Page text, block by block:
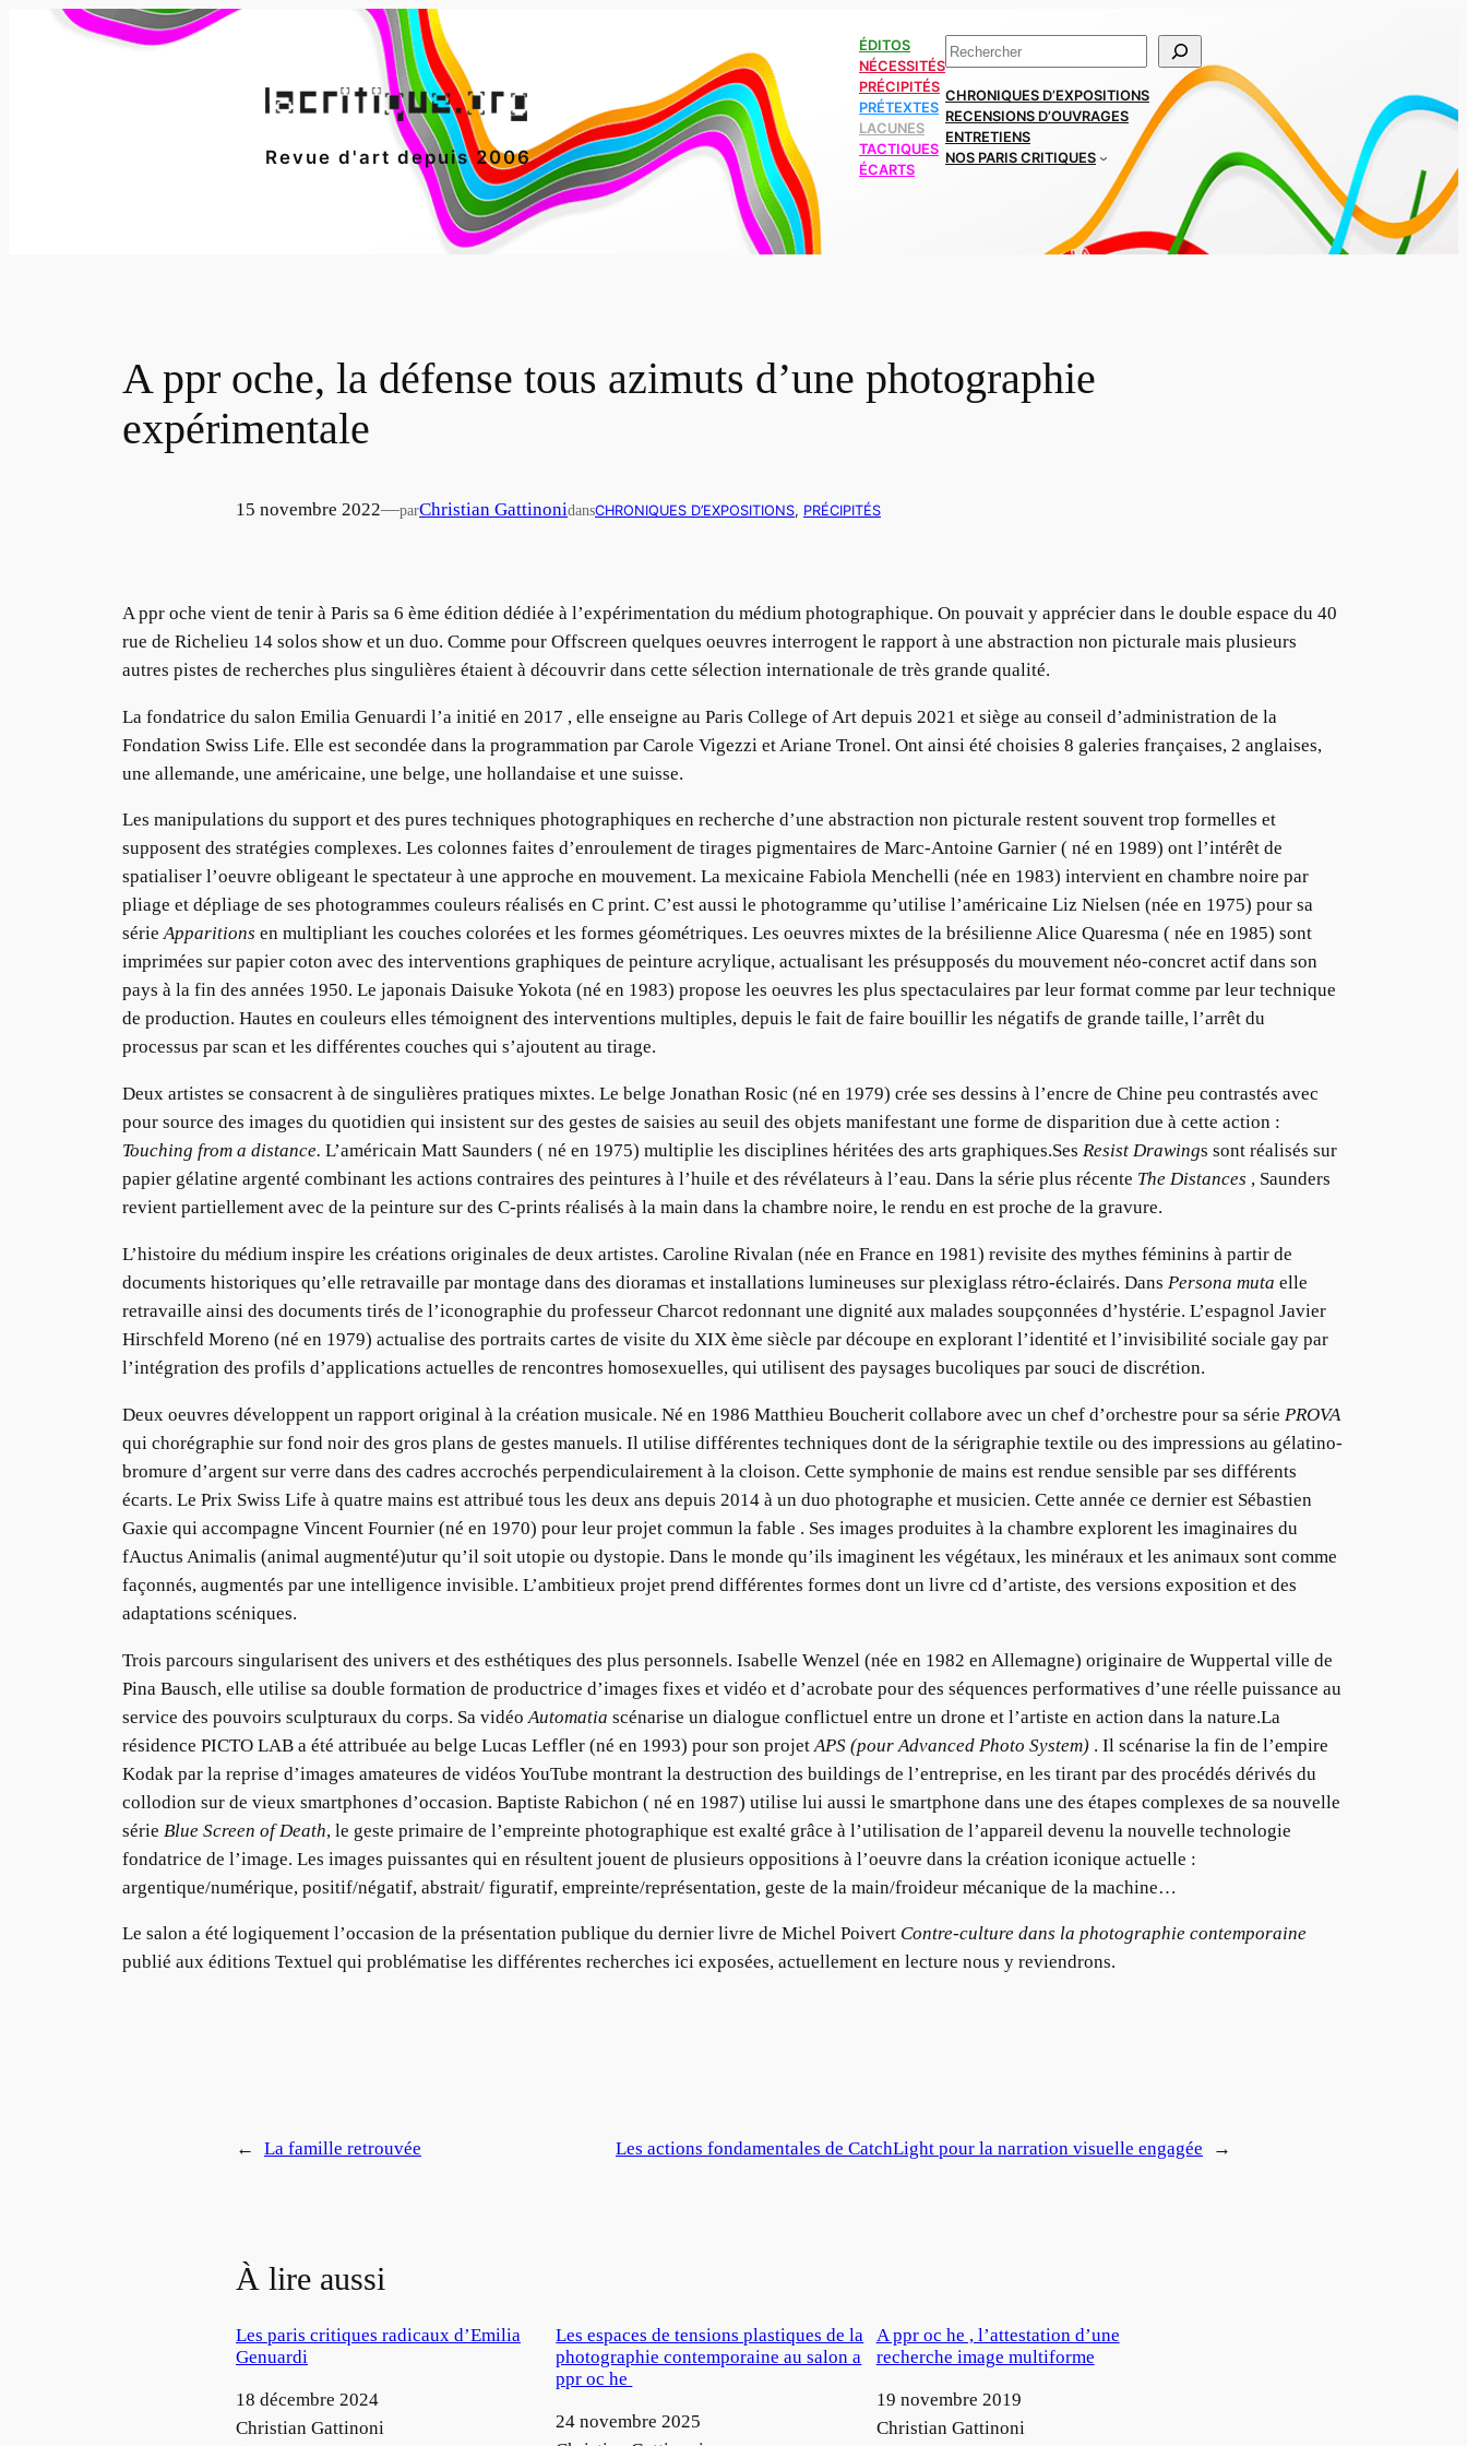
Revue d'art depuis 2006
ÉDITOS
NÉCESSITÉS
PRÉCIPITÉS
PRÉTEXTES
LACUNES
TACTIQUES
ÉCARTS
Rechercher
CHRONIQUES D’EXPOSITIONS
RECENSIONS D’OUVRAGES
ENTRETIENS
NOS PARIS CRITIQUES
A ppr oche, la défense tous azimuts d’une photographie
expérimentale
15 novembre 2022—parChristian GattinonidansCHRONIQUES D’EXPOSITIONS, PRÉCIPITÉS
A ppr oche vient de tenir à Paris sa 6 ème édition dédiée à l’expérimentation du médium photographique. On pouvait y apprécier dans le double espace du 40
rue de Richelieu 14 solos show et un duo. Comme pour Offscreen quelques oeuvres interrogent le rapport à une abstraction non picturale mais plusieurs
autres pistes de recherches plus singulières étaient à découvrir dans cette sélection internationale de très grande qualité.
La fondatrice du salon Emilia Genuardi l’a initié en 2017 , elle enseigne au Paris College of Art depuis 2021 et siège au conseil d’administration de la
Fondation Swiss Life. Elle est secondée dans la programmation par Carole Vigezzi et Ariane Tronel. Ont ainsi été choisies 8 galeries françaises, 2 anglaises,
une allemande, une américaine, une belge, une hollandaise et une suisse.
Les manipulations du support et des pures techniques photographiques en recherche d’une abstraction non picturale restent souvent trop formelles et
supposent des stratégies complexes. Les colonnes faites d’enroulement de tirages pigmentaires de Marc-Antoine Garnier ( né en 1989) ont l’intérêt de
spatialiser l’oeuvre obligeant le spectateur à une approche en mouvement. La mexicaine Fabiola Menchelli (née en 1983) intervient en chambre noire par
pliage et dépliage de ses photogrammes couleurs réalisés en C print. C’est aussi le photogramme qu’utilise l’américaine Liz Nielsen (née en 1975) pour sa
sérieApparitions en multipliant les couches colorées et les formes géométriques. Les oeuvres mixtes de la brésilienne Alice Quaresma ( née en 1985) sont
imprimées sur papier coton avec des interventions graphiques de peinture acrylique, actualisant les présupposés du mouvement néo-concret actif dans son
pays à la fin des années 1950. Le japonais Daisuke Yokota (né en 1983) propose les oeuvres les plus spectaculaires par leur format comme par leur technique
de production. Hautes en couleurs elles témoignent des interventions multiples, depuis le fait de faire bouillir les négatifs de grande taille, l’arrêt du
processus par scan et les différentes couches qui s’ajoutent au tirage.
Deux artistes se consacrent à de singulières pratiques mixtes. Le belge Jonathan Rosic (né en 1979) crée ses dessins à l’encre de Chine peu contrastés avec
pour source des images du quotidien qui insistent sur des gestes de saisies au seuil des objets manifestant une forme de disparition due à cette action :
Touching from a distance. L’américain Matt Saunders ( né en 1975) multiplie les disciplines héritées des arts graphiques.Ses Resist Drawings sont réalisés sur
papier gélatine argenté combinant les actions contraires des peintures à l’huile et des révélateurs à l’eau. Dans la série plus récente The Distances , Saunders
revient partiellement avec de la peinture sur des C-prints réalisés à la main dans la chambre noire, le rendu en est proche de la gravure.
L’histoire du médium inspire les créations originales de deux artistes. Caroline Rivalan (née en France en 1981) revisite des mythes féminins à partir de
documents historiques qu’elle retravaille par montage dans des dioramas et installations lumineuses sur plexiglass rétro-éclairés. Dans Persona muta elle
retravaille ainsi des documents tirés de l’iconographie du professeur Charcot redonnant une dignité aux malades soupçonnées d’hystérie. L’espagnol Javier
Hirschfeld Moreno (né en 1979) actualise des portraits cartes de visite du XIX ème siècle par découpe en explorant l’identité et l’invisibilité sociale gay par
l’intégration des profils d’applications actuelles de rencontres homosexuelles, qui utilisent des paysages bucoliques par souci de discrétion.
Deux oeuvres développent un rapport original à la création musicale. Né en 1986 Matthieu Boucherit collabore avec un chef d’orchestre pour sa série PROVA
qui chorégraphie sur fond noir des gros plans de gestes manuels. Il utilise différentes techniques dont de la sérigraphie textile ou des impressions au gélatino-
bromure d’argent sur verre dans des cadres accrochés perpendiculairement à la cloison. Cette symphonie de mains est rendue sensible par ses différents
écarts. Le Prix Swiss Life à quatre mains est attribué tous les deux ans depuis 2014 à un duo photographe et musicien. Cette année ce dernier est Sébastien
Gaxie qui accompagne Vincent Fournier (né en 1970) pour leur projet commun la fable . Ses images produites à la chambre explorent les imaginaires du
fAuctus Animalis (animal augmenté)utur qu’il soit utopie ou dystopie. Dans le monde qu’ils imaginent les végétaux, les minéraux et les animaux sont comme
façonnés, augmentés par une intelligence invisible. L’ambitieux projet prend différentes formes dont un livre cd d’artiste, des versions exposition et des
adaptations scéniques.
Trois parcours singularisent des univers et des esthétiques des plus personnels. Isabelle Wenzel (née en 1982 en Allemagne) originaire de Wuppertal ville de
Pina Bausch, elle utilise sa double formation de productrice d’images fixes et vidéo et d’acrobate pour des séquences performatives d’une réelle puissance au
service des pouvoirs sculpturaux du corps. Sa vidéo Automatia scénarise un dialogue conflictuel entre un drone et l’artiste en action dans la nature.La
résidence PICTO LAB a été attribuée au belge Lucas Leffler (né en 1993) pour son projet APS (pour Advanced Photo System) . Il scénarise la fin de l’empire
Kodak par la reprise d’images amateures de vidéos YouTube montrant la destruction des buildings de l’entreprise, en les tirant par des procédés dérivés du
collodion sur de vieux smartphones d’occasion. Baptiste Rabichon ( né en 1987) utilise lui aussi le smartphone dans une des étapes complexes de sa nouvelle
série Blue Screen of Death, le geste primaire de l’empreinte photographique est exalté grâce à l’utilisation de l’appareil devenu la nouvelle technologie
fondatrice de l’image. Les images puissantes qui en résultent jouent de plusieurs oppositions à l’oeuvre dans la création iconique actuelle :
argentique/numérique, positif/négatif, abstrait/ figuratif, empreinte/représentation, geste de la main/froideur mécanique de la machine…
Le salon a été logiquement l’occasion de la présentation publique du dernier livre de Michel Poivert Contre-culture dans la photographie contemporaine
publié aux éditions Textuel qui problématise les différentes recherches ici exposées, actuellement en lecture nous y reviendrons.
← La famille retrouvée Les actions fondamentales de CatchLight pour la narration visuelle engagée →
À lire aussi
Les paris critiques radicaux d’Emilia
Genuardi
Date
18 décembre 2024
Auteur
Christian Gattinoni
Les espaces de tensions plastiques de la
photographie contemporaine au salon a
ppr oc he
Date
24 novembre 2025
A ppr oc he , l’attestation d’une
recherche image multiforme
Date
19 novembre 2019
Auteur
Christian Gattinoni